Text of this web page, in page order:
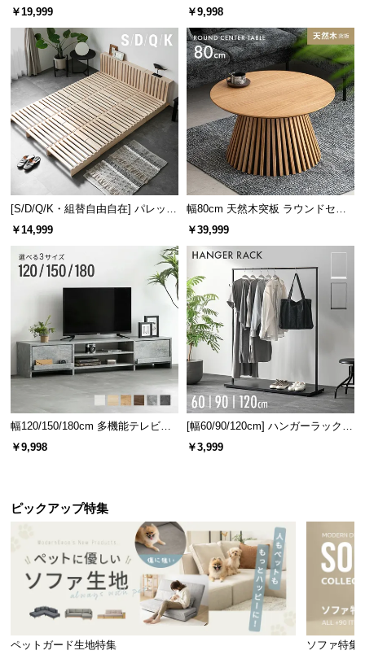
レーム ダイニング 大理石調 4人掛
￥19,999
ズシェルチェア
￥9,998
[S/D/Q/K・組替自由自在] パレット
ベッド 8/12/16枚セット
￥14,999
幅80cm 天然木突板 ラウンドセン
ターテーブル 美しい格子デザイン
￥39,999
幅120/150/180cm 多機能テレビボ
ード 木目/石目調 オープン収納・
￥9,998
[幅60/90/120cm] ハンガーラック
スチール 4段階高さ調節 サイドフ
￥3,999
ピックアップ特集
ペットガード生地特集 ソファ特集